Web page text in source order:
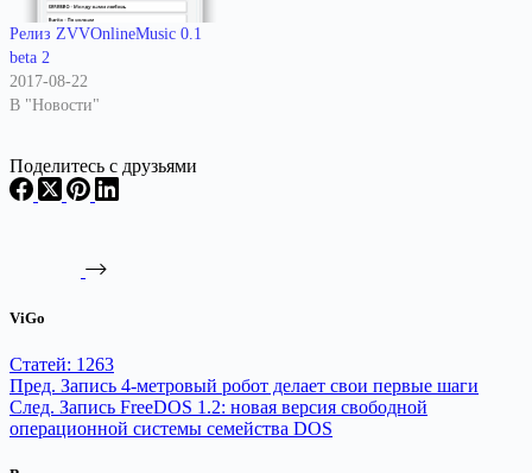
Релиз ZVVOnlineMusic 0.1
beta 2
2017-08-22
В "Новости"
Поделитесь с друзьями
ViGo
Статей: 1263
Пред. Запись 4-метровый робот делает свои первые шаги
След. Запись FreeDOS 1.2: новая версия свободной
операционной системы семейства DOS